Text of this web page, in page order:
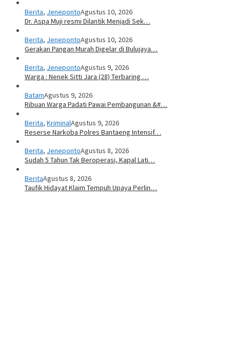
Berita, JenepontoAgustus 10, 2026
Dr. Aspa Muji resmi Dilantik Menjadi Sek…
Berita, JenepontoAgustus 10, 2026
Gerakan Pangan Murah Digelar di Bulujaya…
Berita, JenepontoAgustus 9, 2026
Warga : Nenek Sitti Jara (28) Terbaring …
BatamAgustus 9, 2026
Ribuan Warga Padati Pawai Pembangunan &#…
Berita, KriminalAgustus 9, 2026
Reserse Narkoba Polres Bantaeng Intensif…
Berita, JenepontoAgustus 8, 2026
Sudah 5 Tahun Tak Beroperasi, Kapal Lati…
BeritaAgustus 8, 2026
Taufik Hidayat Klaim Tempuh Upaya Perlin…